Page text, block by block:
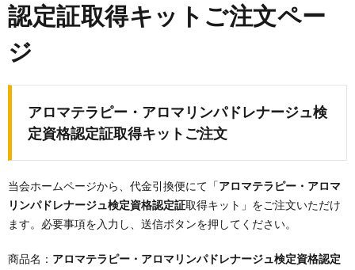
認定証取得キットご注文ペー
ジ
アロマテラピー・アロマリンパドレナージュ検
定資格認定証取得キットご注文
当会ホームページから、代金引換便にて「アロマテラピー・アロマ
リンパドレナージュ検定資格認定証取得キット」をご注文いただけ
ます。必要事項を入力し、送信ボタンを押してください。
商品名： アロマテラピー・アロマリンパドレナージュ検定資格認定